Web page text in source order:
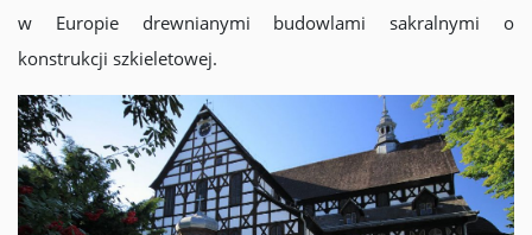
w Europie drewnianymi budowlami sakralnymi o
konstrukcji szkieletowej.